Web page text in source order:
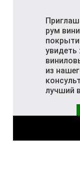
рум
из
лучший